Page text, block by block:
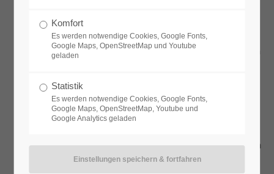
Nachfrage im Juli nach neuen und gebrauchten Diesel-
und Benzinfahrzeugen gestiegen
Gebrauchte Diesel mit Emissionsklasse Euro 6 erreichen
Mediale Berichterstattung über Diesel-Pkw ist in der
Wahrnehmung leicht positiver geworden
Weiterhin deutlicher Einfluss der Diesel-Diskussion auf
Nachrüstung von Diesel-Pkw erfährt deutlich gestiegenen
Komfort
Es werden notwendige Cookies, Google Fonts,
Google Maps, OpenStreetMap und Youtube
geladen
Statistik
Es werden notwendige Cookies, Google Fonts,
Google Maps, OpenStreetMap, Youtube und
Google Analytics geladen